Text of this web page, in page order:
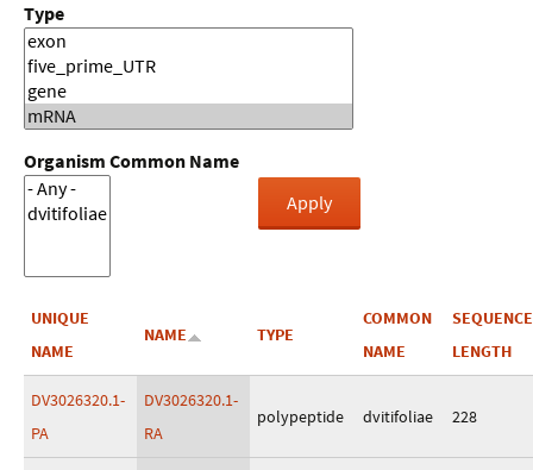
Type
Organism Common Name
UNIQUE
NAME
NAME TYPE
COMMON
NAME
SEQUENCE
LENGTH
DV3026320.1-
PA
DV3026320.1-
RA
polypeptide dvitifoliae 228